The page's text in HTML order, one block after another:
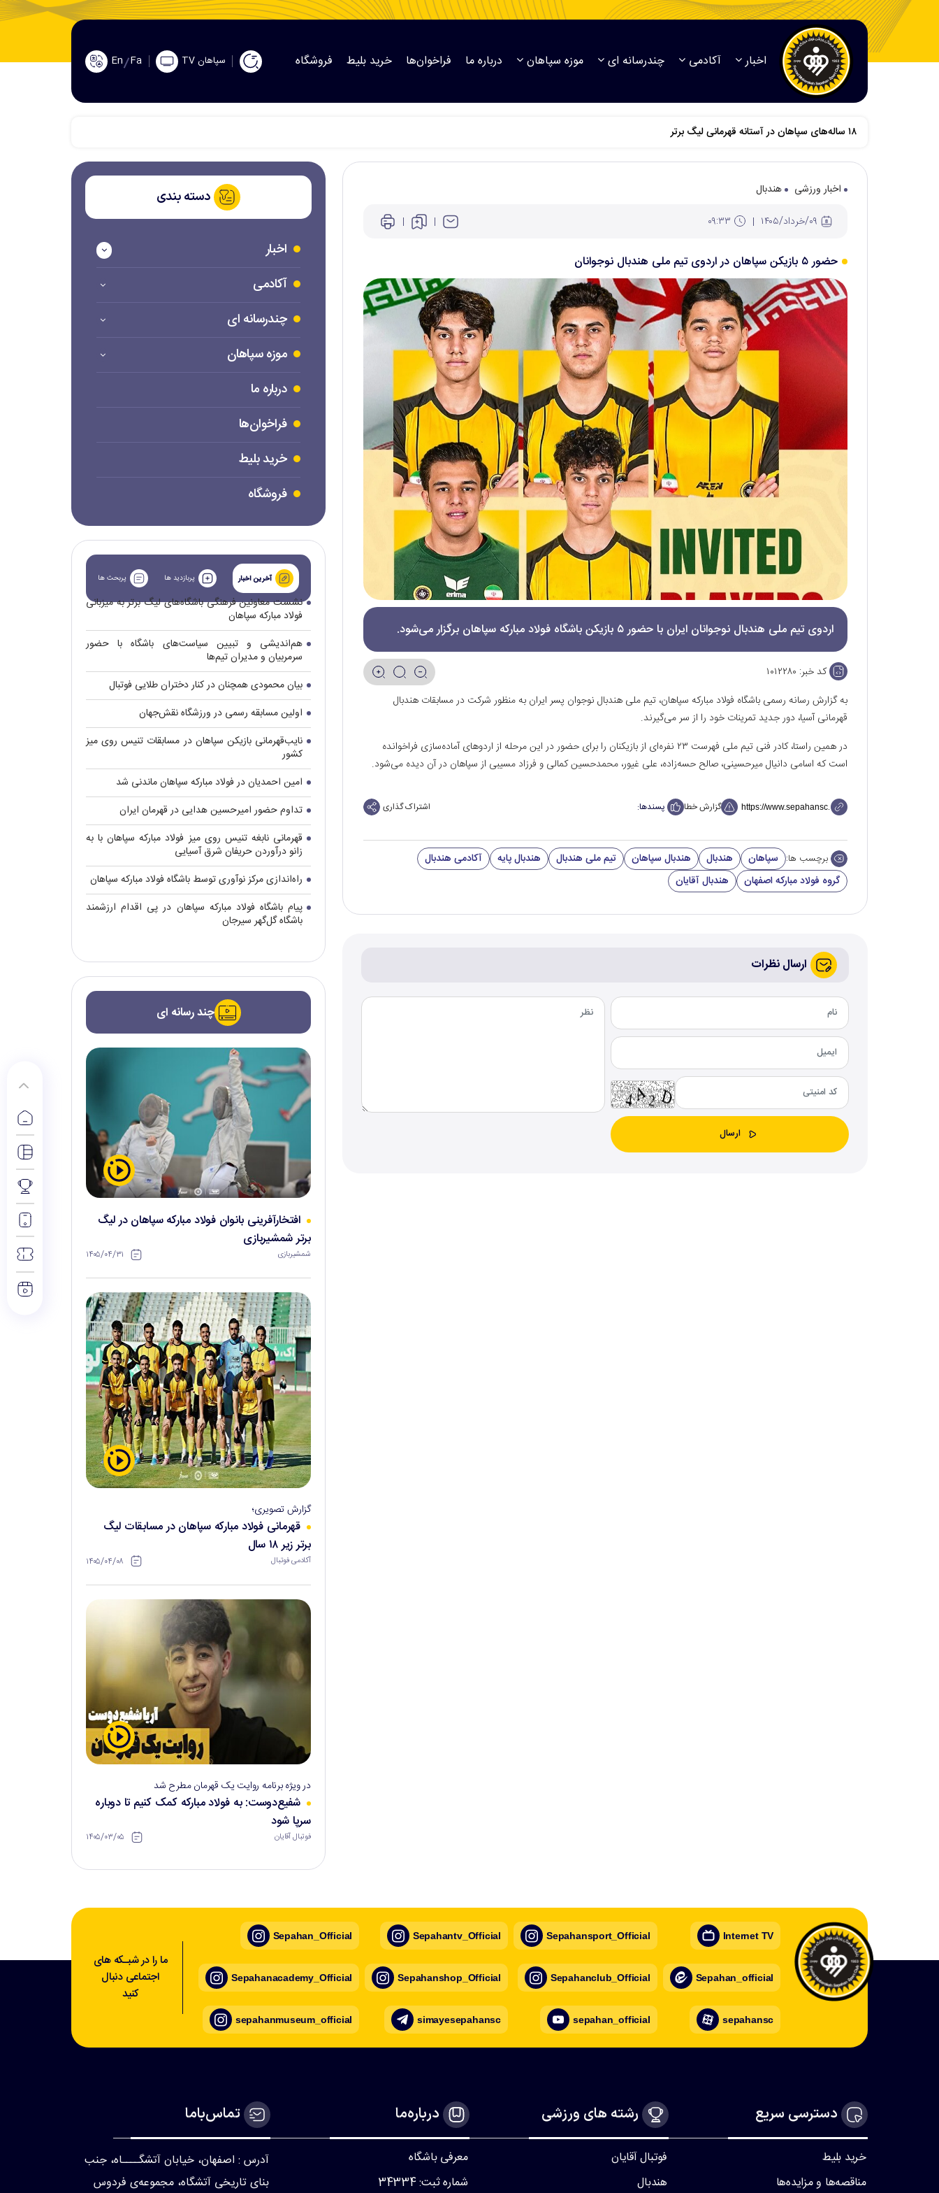
اخبار آکادمی چندرسانه ای موزه سپاهان درباره ما فراخوان‌ها خرید بلیط فروشگاه سپاهان TV Fa
En
۱۸ ساله‌های سپاهان در آستانه قهرمانی لیگ برتر
اخبار ورزشی
هندبال
حضور ۵ بازیکن سپاهان در اردوی تیم ملی هندبال نوجوانان
اردو‌ی تیم‌ ملی هندبال نوجوانان ایران با حضور ۵ بازیکن باشگاه فولاد مبارکه سپاهان برگزار می‌شود.
کد خبر: ۱۰۱۲۲۸۰
به گزارش رسانه رسمی باشگاه فولاد مبارکه سپاهان، تیم ملی هندبال نوجوان پسر ایران به منظور شرکت در مسابقات هندبال
قهرمانی آسیا، دور جدید تمرینات خود را از سر می‌گیرند.
در همین راستا، کادر فنی تیم ملی فهرست ۲۳ نفره‌ای از بازیکنان را برای حضور در این مرحله از اردوهای آماده‌سازی فراخوانده
است که اسامی دانیال میرحسینی، صالح حسه‌زاده، علی غیور، محمدحسین کمالی و فرزاد مسیبی از سپاهان در آن دیده می‌شود.
گزارش خطا پسندها: اشتراک گذاری
برچسب ها: سپاهان هندبال هندبال سپاهان تیم ملی هندبال هندبال پایه
آکادمی هندبال
گروه فولاد مبارکه اصفهان
هندبال آقایان
ارسال نظرات
دسته بندی
اخبار
آکادمی
چندرسانه ای
موزه سپاهان
درباره ما
فراخوان‌ها
خرید بلیط
فروشگاه
آخرین اخبار پربازدید ها پربحث ها
نشست معاونین فرهنگی باشگاه‌های لیگ برتر به میزبانی
فولاد مبارکه سپاهان
هم‌اندیشی و تبیین سیاست‌های باشگاه با حضور
سرمربیان و مدیران تیم‌ها
بیان محمودی همچنان در کنار دختران طلایی فوتبال
اولین مسابقه رسمی در ورزشگاه نقش‌جهان
نایب‌قهرمانی بازیکن سپاهان در مسابقات تنیس روی میز
کشور
امین احمدیان در فولاد مبارکه سپاهان ماندنی شد
تداوم حضور امیرحسین هدایی در قهرمان ایران
قهرمانی نابغه تنیس روی میز فولاد مبارکه سپاهان با به
زانو درآوردن حریفان شرق آسیایی
راه‌اندازی مرکز نوآوری توسط باشگاه فولاد مبارکه سپاهان
پیام باشگاه فولاد مبارکه سپاهان در پی اقدام ارزشمند
باشگاه گل‌گهر سیرجان
چند رسانه ای
افتخارآفرینی بانوان فولاد مبارکه سپاهان در لیگ
برتر شمشیربازی
شمشیربازی ۱۴۰۵/۰۴/۳۱
گزارش تصویری؛
قهرمانی فولاد مبارکه سپاهان در مسابقات لیگ
برتر زیر ۱۸ سال
آکادمی فوتبال ۱۴۰۵/۰۴/۰۸
در ویژه برنامه روایت یک قهرمان مطرح شد
شفیع‌دوست: به فولاد مبارکه کمک کنیم تا دوباره
سرپا شود
فوتبال آقایان ۱۴۰۵/۰۳/۰۵
ما را در شبـکه های
اجتماعی دنبال
کنید
Sepahan_Official
Sepahanacademy_Official
sepahanmuseum_official
Sepahantv_Official
Sepahanshop_Official
simayesepahansc
Sepahansport_Official
Sepahanclub_Official
sepahan_official
Internet TV
Sepahan_official
sepahansc
دسترسی سریع
خرید بلیط
مناقصه‌ها و مزایده‌ها
رشته های ورزشی
فوتبال آقایان
هندبال
درباره‌ما
معرفی باشگاه
شماره ثبت: 34334
تماس‌با‌ما
آدرس : اصفهان، خیابان آتشگــــاه، جنب
بنای تاریخی آتشگاه، مجموعه‌ی فردوس